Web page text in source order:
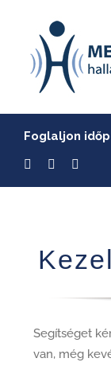
content
Foglaljon
Segítséget
van, még